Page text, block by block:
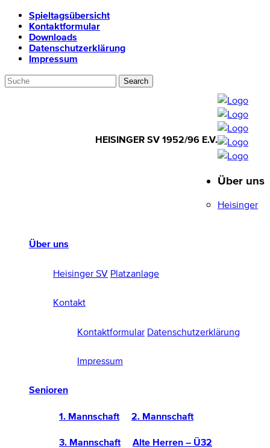
Spieltagsübersicht
Kontaktformular
Downloads
Datenschutzerklärung
Impressum
HEISINGER SV 1952/96 E.V.
1952/96 E.V.
Über uns
Heisinger SV Platzanlage
Kontakt
Kontaktformular Datenschutzerklärung
Impressum
Senioren
1. Mannschaft 2. Mannschaft
3. Mannschaft Alte Herren – Ü32
Über uns
Heisinger